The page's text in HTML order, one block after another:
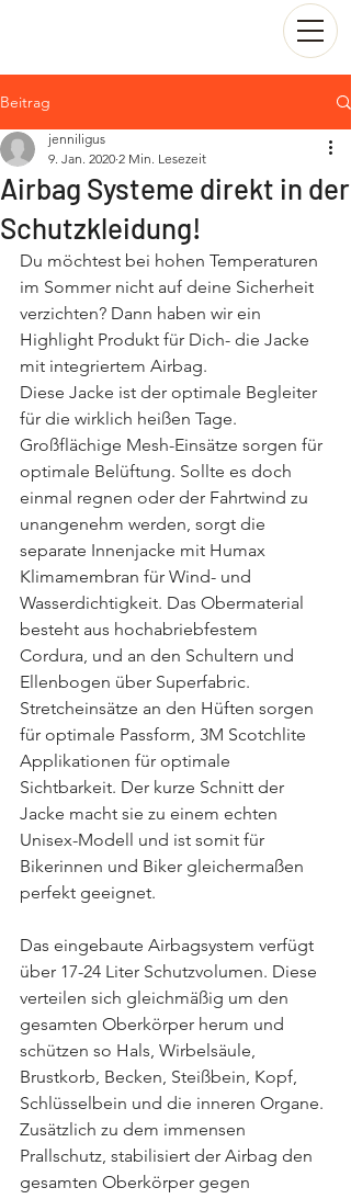
Beitrag
Airbag Systeme direkt in der
Schutzkleidung!
jenniligus
9. Jan. 2020 2 Min. Lesezeit
Du möchtest bei hohen Temperaturen
im Sommer nicht auf deine Sicherheit
verzichten? Dann haben wir ein
Highlight Produkt für Dich- die Jacke
mit integriertem Airbag.
Diese Jacke ist der optimale Begleiter
für die wirklich heißen Tage.
Großflächige Mesh-Einsätze sorgen für
optimale Belüftung. Sollte es doch
einmal regnen oder der Fahrtwind zu
unangenehm werden, sorgt die
separate Innenjacke mit Humax
Klimamembran für Wind- und
Wasserdichtigkeit. Das Obermaterial
besteht aus hochabriebfestem
Cordura, und an den Schultern und
Ellenbogen über Superfabric.
Stretcheinsätze an den Hüften sorgen
für optimale Passform, 3M Scotchlite
Applikationen für optimale
Sichtbarkeit. Der kurze Schnitt der
Jacke macht sie zu einem echten
Unisex-Modell und ist somit für
Bikerinnen und Biker gleichermaßen
perfekt geeignet.
Das eingebaute Airbagsystem verfügt
über 17-24 Liter Schutzvolumen. Diese
verteilen sich gleichmäßig um den
gesamten Oberkörper herum und
schützen so Hals, Wirbelsäule,
Brustkorb, Becken, Steißbein, Kopf,
Schlüsselbein und die inneren Organe.
Zusätzlich zu dem immensen
Prallschutz, stabilisiert der Airbag den
gesamten Oberkörper gegen